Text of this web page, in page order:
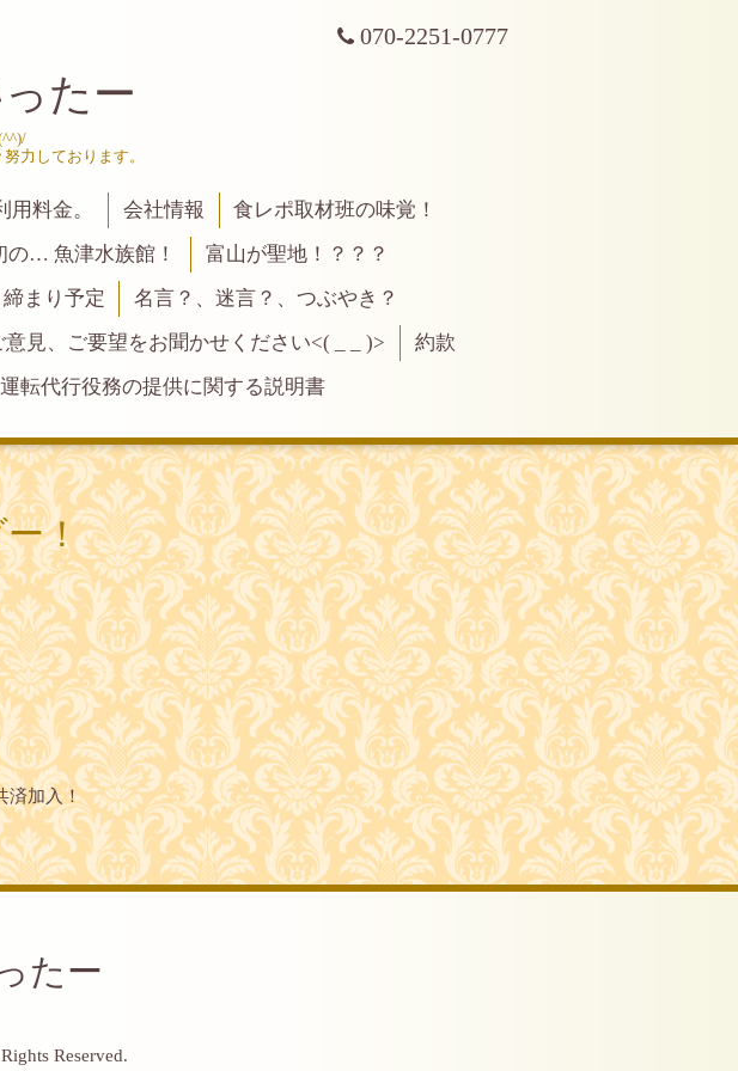
070-2251-0777
たー
力しております。
用料金。 会社情報
食レポ取材班の味覚！
の… 魚津水族館！
富山が聖地！？？？
まり予定
名言？、迷言？、つぶやき？
意見、ご要望をお聞かせください<( _ _ )>
約款
運転代行役務の提供に関する説明書
！
済加入！
たー
Reserved.